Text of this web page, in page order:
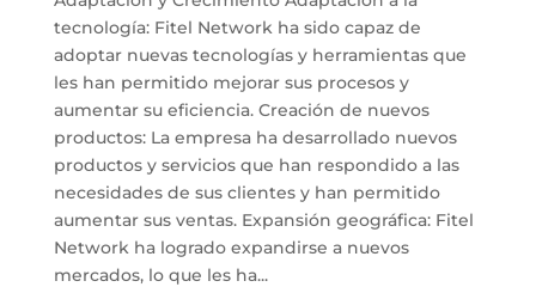
tecnología: Fitel Network ha sido capaz de
adoptar nuevas tecnologías y herramientas que
les han permitido mejorar sus procesos y
aumentar su eficiencia. Creación de nuevos
productos: La empresa ha desarrollado nuevos
productos y servicios que han respondido a las
necesidades de sus clientes y han permitido
aumentar sus ventas. Expansión geográfica: Fitel
Network ha logrado expandirse a nuevos
mercados, lo que les ha...